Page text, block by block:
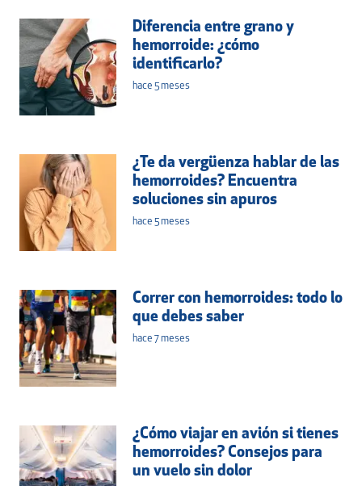
Diferencia entre grano y
hemorroide: ¿cómo
identificarlo?
hace 5 meses
¿Te da vergüenza hablar de las
hemorroides? Encuentra
soluciones sin apuros
hace 5 meses
Correr con hemorroides: todo lo
que debes saber
hace 7 meses
¿Cómo viajar en avión si tienes
hemorroides? Consejos para
un vuelo sin dolor